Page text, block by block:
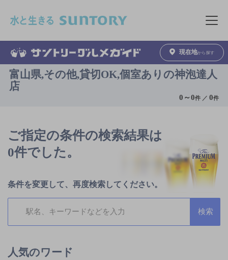
メニュ
現在地から探す
富山県,その他,貸切OK,個室ありの神泡達人
店
0 ～0件 ／0件
ご指定の条件の検索結果は
0件でした。
条件を変更して、再度検索してください。
人気のワード